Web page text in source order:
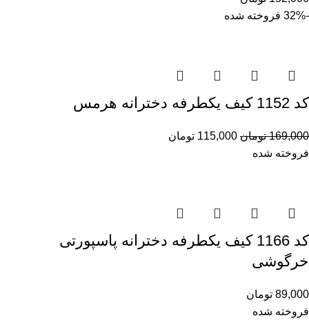
-32%
فروخته شده
کد 1152 کیف یکطرفه دخترانه هرمس
169,000 تومان 115,000 تومان
فروخته شده
کد 1166 کیف یکطرفه دخترانه پاسپورتی
خرگوشی
89,000 تومان
فروخته شده